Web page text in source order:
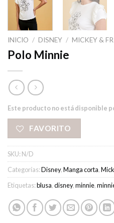
INICIO / DISNEY / MICKEY &
Polo Minnie
Este producto no está disponible
FAVORITO
SKU: N/D
Categorías:Disney,Manga corta,
Etiquetas:blusa,disney,minnie,